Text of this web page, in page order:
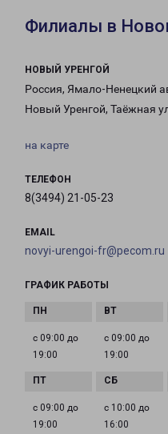
Филиалы в
НОВЫЙ УРЕНГОЙ
Россия, Ямало-Ненецкий
Новый Уренгой, Таёжная
на карте
ТЕЛЕФОН
8(3494) 21-05-23
EMAIL
novyi-urengoi-fr@pecom.ru
ГРАФИК РАБОТЫ
с 09:00 до
19:00
с 09:00 до
19:00
с 09:00 до
19:00
с 10:00 до
16:00